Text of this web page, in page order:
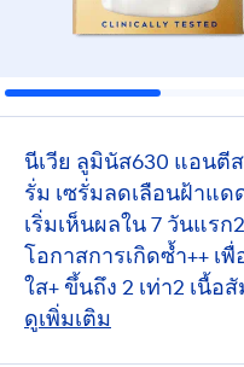
นีเวีย ลูมินัส630 แอนตี
รั่ม เซรั่มลดเลือนฝ้าแ
เริ่มเห็นผลใน 7 วันแร
โอกาสการเกิดซ้ำ++ เ
ใส+ ขึ้นถึง 2 เท่า2 เนื้อ
นิค แอซิด เติมความชุ่ม
ดูเพิ่มเติม